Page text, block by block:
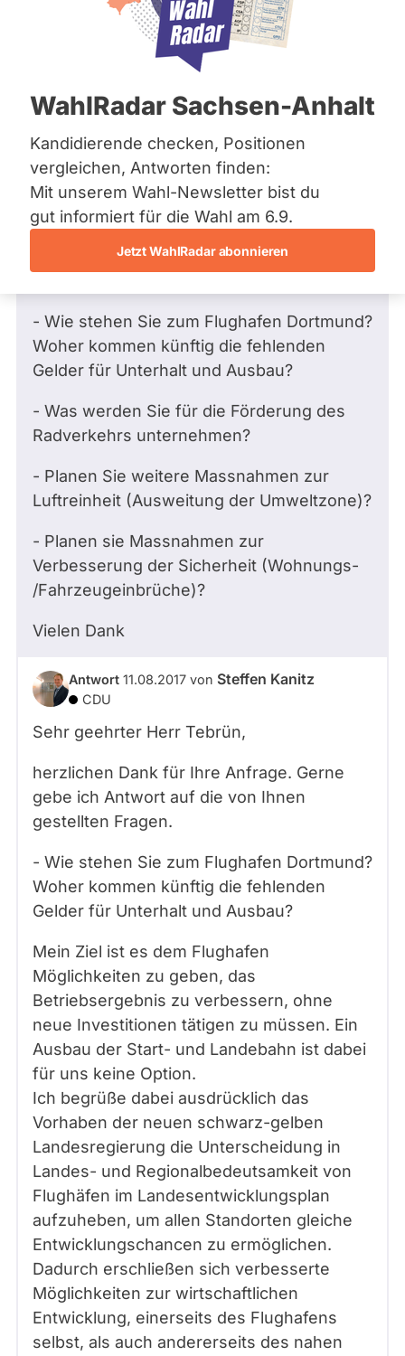
Bremen
Hamburg
Mecklenburg-Vorpommern
Nordrhein-Westfalen
Saarland
Sachsen
Sachsen-Anhalt
Sachsen-Anhalt
Schleswig-Holstein
Thüringen
Archiv
Spenden
WahlRadar Sachsen-Anhalt
Kandidierende checken, Positionen
vergleichen, Antworten finden:
Mit unserem Wahl-Newsletter bist du
gut informiert für die Wahl am 6.9.
Jetzt WahlRadar abonnieren
weil
aktive
hat.
08.08.2017
Frage an Steffen Kanitz vonJürgen T.
bezüglich Gesellschaftspolitik, soziale
Gruppen
Sehr geehrter Herr Kanitz,
Im Rahmen der bevorstehenden Wahlen
würde ich Sie gerne um eine
Stellungnahme zu folgenden Themen
- Wie stehen Sie zum Flughafen Dortmund?
Woher kommen künftig die fehlenden
Gelder für Unterhalt und Ausbau?
- Was werden Sie für die Förderung des
Radverkehrs unternehmen?
- Planen Sie weitere Massnahmen zur
Luftreinheit (Ausweitung der Umweltzone)?
- Planen sie Massnahmen zur
Verbesserung der Sicherheit (Wohnungs-
/Fahrzeugeinbrüche)?
Vielen Dank
Antwort 11.08.2017 von Steffen Kanitz
CDU
Sehr geehrter Herr Tebrün,
herzlichen Dank für Ihre Anfrage. Gerne
gebe ich Antwort auf die von Ihnen
gestellten Fragen.
- Wie stehen Sie zum Flughafen Dortmund?
Woher kommen künftig die fehlenden
Gelder für Unterhalt und Ausbau?
Mein Ziel ist es dem Flughafen
Möglichkeiten zu geben, das
Betriebsergebnis zu verbessern, ohne
neue Investitionen tätigen zu müssen. Ein
Ausbau der Start- und Landebahn ist dabei
für uns keine Option.
Ich begrüße dabei ausdrücklich das
Vorhaben der neuen schwarz-gelben
Landesregierung die Unterscheidung in
Landes- und Regionalbedeutsamkeit von
Flughäfen im Landesentwicklungsplan
aufzuheben, um allen Standorten gleiche
Entwicklungschancen zu ermöglichen.
Dadurch erschließen sich verbesserte
Möglichkeiten zur wirtschaftlichen
Entwicklung, einerseits des Flughafens
selbst, als auch andererseits des nahen